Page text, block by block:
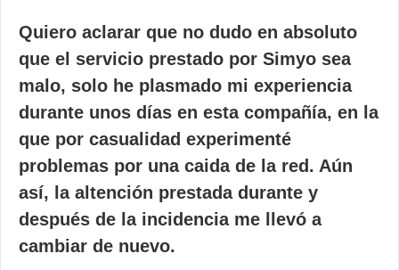
Quiero aclarar que no dudo en absoluto
que el servicio prestado por Simyo sea
malo, solo he plasmado mi experiencia
durante unos días en esta compañía, en la
que por casualidad experimenté
problemas por una caida de la red. Aún
así, la altención prestada durante y
después de la incidencia me llevó a
cambiar de nuevo.